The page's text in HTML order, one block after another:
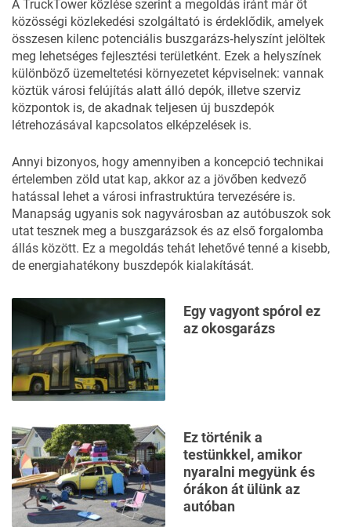
A TruckTower közlése szerint a megoldás iránt már öt
közösségi közlekedési szolgáltató is érdeklődik, amelyek
összesen kilenc potenciális buszgarázs‑helyszínt jelöltek
meg lehetséges fejlesztési területként. Ezek a helyszínek
különböző üzemeltetési környezetet képviselnek: vannak
köztük városi felújítás alatt álló depók, illetve szerviz
központok is, de akadnak teljesen új buszdepók
létrehozásával kapcsolatos elképzelések is.
Annyi bizonyos, hogy amennyiben a koncepció technikai
értelemben zöld utat kap, akkor az a jövőben kedvező
hatással lehet a városi infrastruktúra tervezésére is.
Manapság ugyanis sok nagyvárosban az autóbuszok sok
utat tesznek meg a buszgarázsok és az első forgalomba
állás között. Ez a megoldás tehát lehetővé tenné a kisebb,
de energiahatékony buszdepók kialakítását.
Egy vagyont spórol ez
az okosgarázs
Ez történik a
testünkkel, amikor
nyaralni megyünk és
órákon át ülünk az
autóban